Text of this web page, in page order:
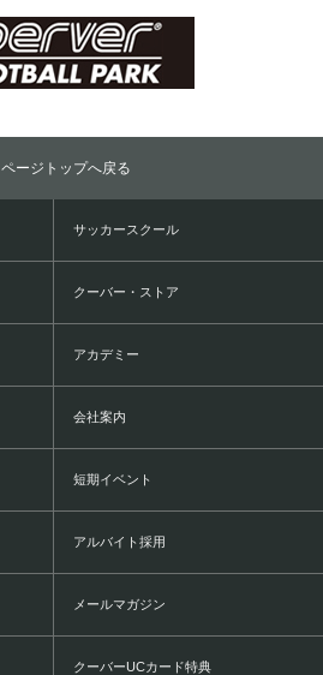
ページトップへ戻る
サッカースクール
クーバー・ストア
アカデミー
会社案内
短期イベント
アルバイト採用
メールマガジン
クーバーUCカード特典